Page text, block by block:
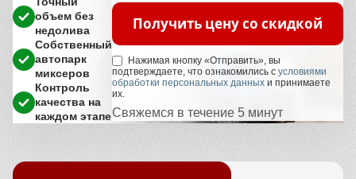
объем без
недолива
Собственный
автопарк
миксеров
Контроль
качества на
каждом этапе
Получить цену со скидкой
Нажимая кнопку «Отправить», вы
подтверждаете, что ознакомились с условиями
обработки персональных данных и принимаете
их.
Свяжемся в течение 5 минут